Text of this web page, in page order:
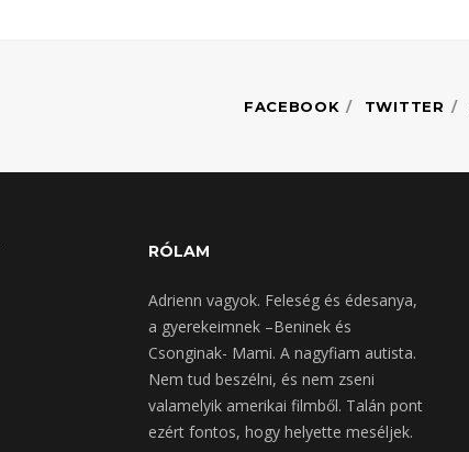
FACEBOOK TWITTER
RÓLAM
Adrienn vagyok. Feleség és édesanya,
a gyerekeimnek –Beninek és
Csonginak- Mami. A nagyfiam autista.
Nem tud beszélni, és nem zseni
valamelyik amerikai filmből. Talán pont
ezért fontos, hogy helyette meséljek.